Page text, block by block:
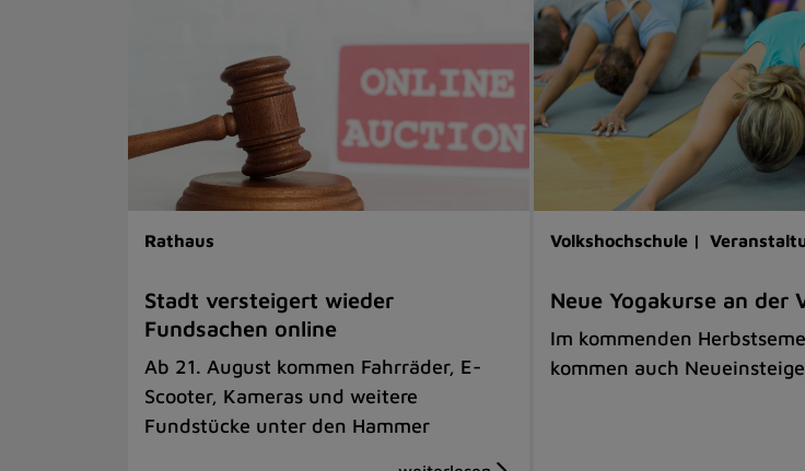
Rathaus
Stadt versteigert wieder
Fundsachen online
Ab 21. August kommen Fahrräder, E-
Scooter, Kameras und weitere
Fundstücke unter den Hammer
Volkshochschule |
Neue Yogakurse an der
Im kommenden
kommen auch